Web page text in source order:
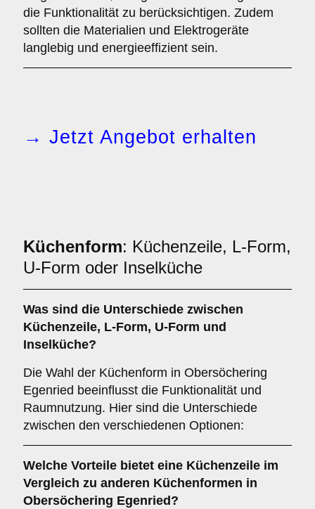
die Funktionalität zu berücksichtigen. Zudem
sollten die Materialien und Elektrogeräte
langlebig und energieeffizient sein.
→ Jetzt Angebot erhalten
Küchenform: Küchenzeile, L-Form,
U-Form oder Inselküche
Was sind die Unterschiede zwischen
Küchenzeile, L-Form, U-Form und
Inselküche?
Die Wahl der Küchenform in Obersöchering
Egenried beeinflusst die Funktionalität und
Raumnutzung. Hier sind die Unterschiede
zwischen den verschiedenen Optionen:
Welche Vorteile bietet eine Küchenzeile im
Vergleich zu anderen Küchenformen in
Obersöchering Egenried?